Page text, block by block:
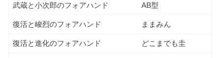
武蔵と小次郎のフォアハンド AB型
復活と峻烈のフォアハンド ままみん
復活と進化のフォアハンド どこまでも圭